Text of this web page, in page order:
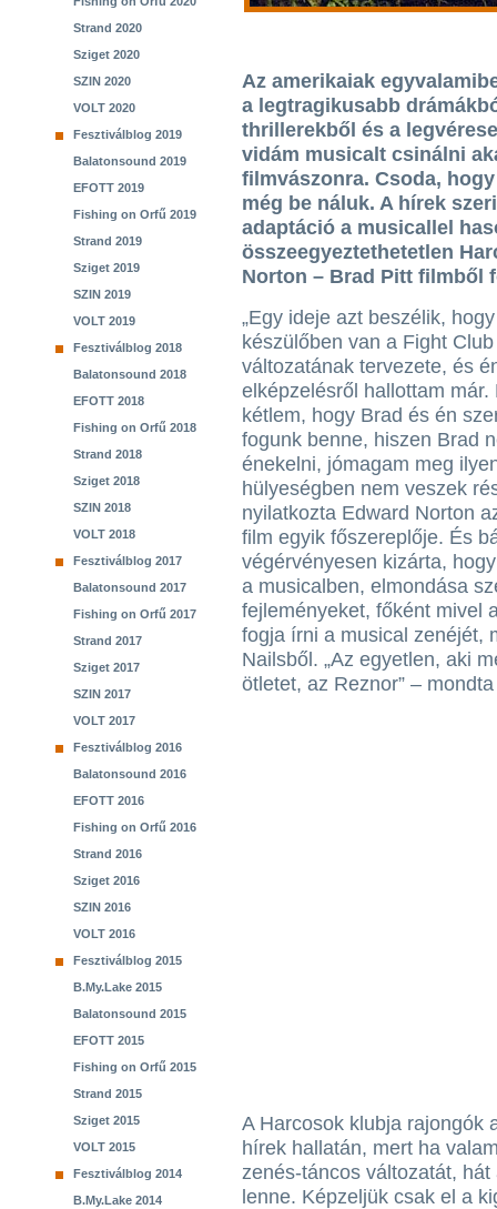
Strand 2020
Sziget 2020
SZIN 2020
VOLT 2020
Fesztiválblog 2019
Balatonsound 2019
EFOTT 2019
Fishing on Orfű 2019
Strand 2019
Sziget 2019
SZIN 2019
VOLT 2019
Fesztiválblog 2018
Balatonsound 2018
EFOTT 2018
Fishing on Orfű 2018
Strand 2018
Sziget 2018
SZIN 2018
VOLT 2018
Fesztiválblog 2017
Balatonsound 2017
Fishing on Orfű 2017
Strand 2017
Sziget 2017
SZIN 2017
VOLT 2017
Fesztiválblog 2016
Balatonsound 2016
EFOTT 2016
Fishing on Orfű 2016
Strand 2016
Sziget 2016
SZIN 2016
VOLT 2016
Fesztiválblog 2015
B.My.Lake 2015
Balatonsound 2015
EFOTT 2015
Fishing on Orfű 2015
Strand 2015
Sziget 2015
VOLT 2015
Fesztiválblog 2014
B.My.Lake 2014
Az amerikaiak
a legtragikusabb
thrillerekből és a
vidám musicalt csinálni
filmvászonra. Csoda,
még be náluk. A hírek
adaptáció a musicallel
összeegyeztethetetlen
Norton – Brad Pitt filmből
„Egy ideje azt beszélik,
készülőben van a Fight
változatának tervezete, és
elképzelésről hallottam már.
kétlem, hogy Brad és én
fogunk benne, hiszen Brad
énekelni, jómagam meg
hülyeségben nem veszek
nyilatkozta Edward Norton
film egyik főszereplője. És
végérvényesen kizárta,
a musicalben, elmondása
fejleményeket, főként mivel
fogja írni a musical zenéjét,
Nailsből. „Az egyetlen, aki
ötletet, az Reznor” –
A Harcosok klubja rajongók
hírek hallatán, mert ha
zenés-táncos változatát,
lenne. Képzeljük csak el a